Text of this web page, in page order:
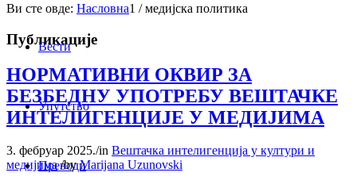
Вести
Упутство
Преводи
Ви сте овде: Насловна1 / медијска политика
Публикације
НОРМАТИВНИ ОКВИР ЗА
БЕЗБЕДНУ УПОТРЕБУ ВЕШТАЧКЕ
ИНТЕЛИГЕНЦИЈЕ У МЕДИЈИМА
3. фебруар 2025./in Вештачка интелигенција у култури и
медијима /byMarijana Uzunovski